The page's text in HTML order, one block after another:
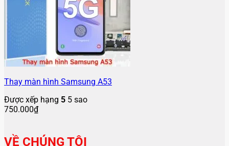
Thay màn hình Samsung A53
Được xếp hạng 5 5 sao
750.000₫
VỀ CHÚNG TÔI